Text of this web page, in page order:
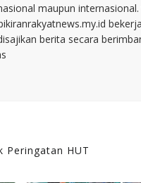
maupun
berita secara
Peringatan HUT